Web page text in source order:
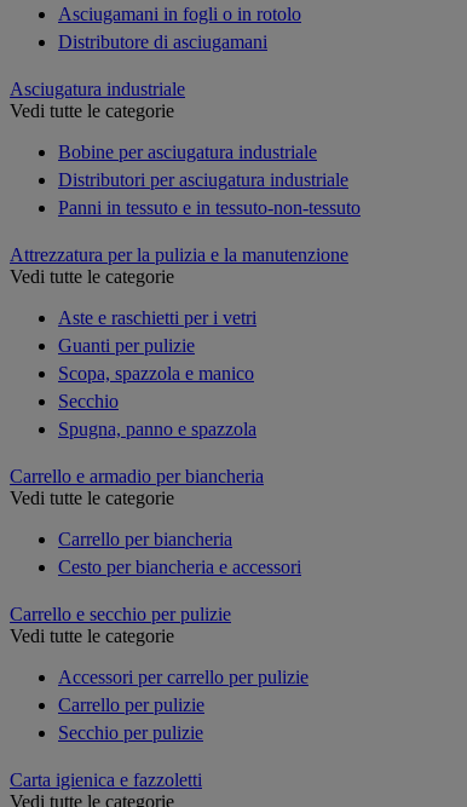
Asciugamani in fogli o in rotolo
Distributore di asciugamani
Asciugatura industriale
Vedi tutte le categorie
Bobine per asciugatura industriale
Distributori per asciugatura industriale
Panni in tessuto e in tessuto-non-tessuto
Attrezzatura per la pulizia e la manutenzione
Vedi tutte le categorie
Aste e raschietti per i vetri
Guanti per pulizie
Scopa, spazzola e manico
Secchio
Spugna, panno e spazzola
Carrello e armadio per biancheria
Vedi tutte le categorie
Carrello per biancheria
Cesto per biancheria e accessori
Carrello e secchio per pulizie
Vedi tutte le categorie
Accessori per carrello per pulizie
Carrello per pulizie
Secchio per pulizie
Carta igienica e fazzoletti
Vedi tutte le categorie